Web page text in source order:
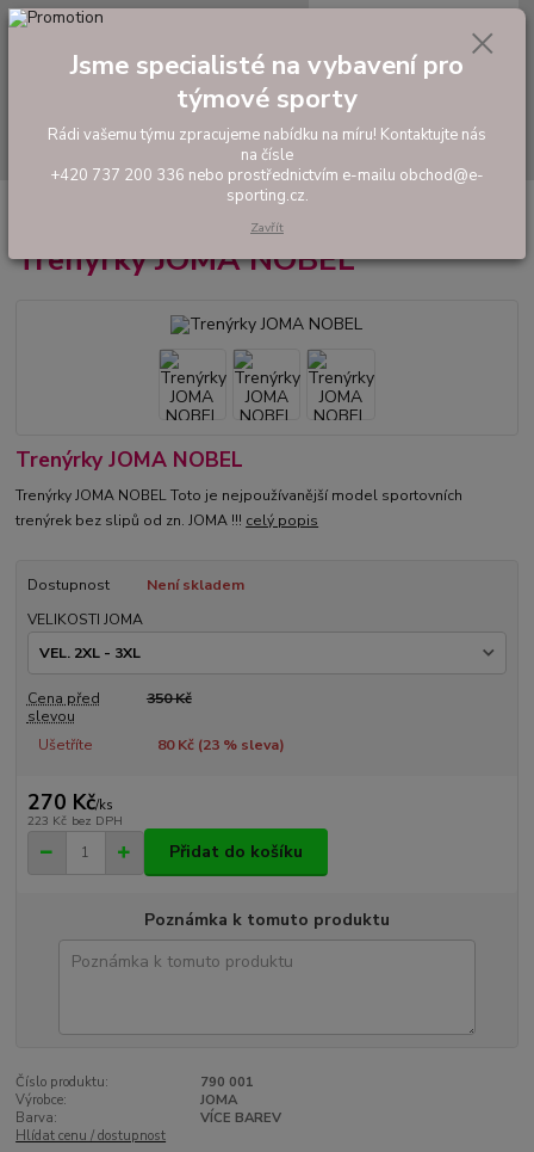
Hledat
tel: +420 737 200 336
0,00 Kč
Trenýrky JOMA NOBEL
Trenýrky JOMA NOBEL
Trenýrky JOMA NOBEL
Trenýrky JOMA NOBEL Toto je nejpoužívanější model sportovních
trenýrek bez slipů od zn. JOMA !!! celý popis
Dostupnost
Není skladem
VELIKOSTI JOMA
Cena před
slevou
350 Kč
Ušetříte 80 Kč (23% sleva)
270 Kč/ks
223 Kč bez DPH
Přidat do košíku
Poznámka k tomuto produktu
Číslo produktu:
790 001
Výrobce:
JOMA
Barva:
VÍCE BAREV
Hlídat cenu / dostupnost
Jsme specialisté na vybavení pro
týmové sporty
Rádi vašemu týmu zpracujeme nabídku na míru! Kontaktujte nás
na čísle
+420 737 200 336 nebo prostřednictvím e-mailu obchod@e-
sporting.cz.
Zavřít